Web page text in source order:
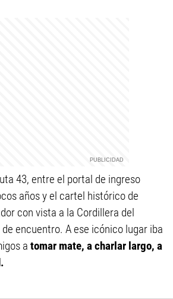
43, entre el portal de ingreso
años y el cartel histórico de
con vista a la Cordillera del
encuentro. A ese icónico lugar iba
a tomar mate, a charlar largo, a